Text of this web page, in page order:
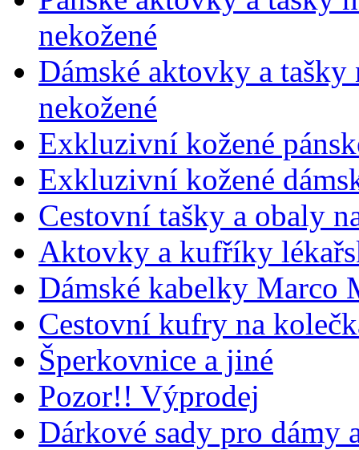
nekožené
Dámské aktovky a
nekožené
Exkluzivní kožené
Exkluzivní kožené
Cestovní tašky a obaly
Aktovky a kufříky
Dámské kabelky Marco
Cestovní kufry na
Šperkovnice a jiné
Pozor!! Výprodej
Dárkové sady pro dámy